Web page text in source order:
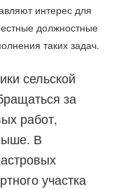
интерес для
должностные
таких задач.
сельской
за
работ,
В
участка